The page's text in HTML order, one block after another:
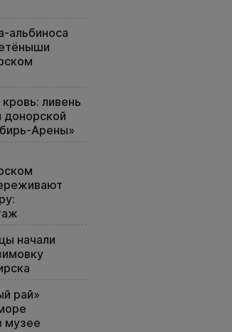
альбиноса
ливень
Арены»
начали
рай»
музее